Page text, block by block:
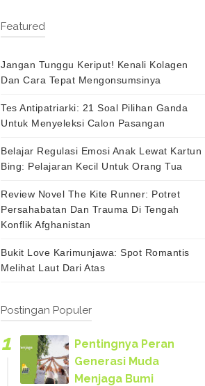
Featured
Jangan Tunggu Keriput! Kenali Kolagen
Dan Cara Tepat Mengonsumsinya
Tes Antipatriarki: 21 Soal Pilihan Ganda
Untuk Menyeleksi Calon Pasangan
Belajar Regulasi Emosi Anak Lewat Kartun
Bing: Pelajaran Kecil Untuk Orang Tua
Review Novel The Kite Runner: Potret
Persahabatan Dan Trauma Di Tengah
Konflik Afghanistan
Bukit Love Karimunjawa: Spot Romantis
Melihat Laut Dari Atas
Postingan Populer
Pentingnya Peran
Generasi Muda
Menjaga Bumi